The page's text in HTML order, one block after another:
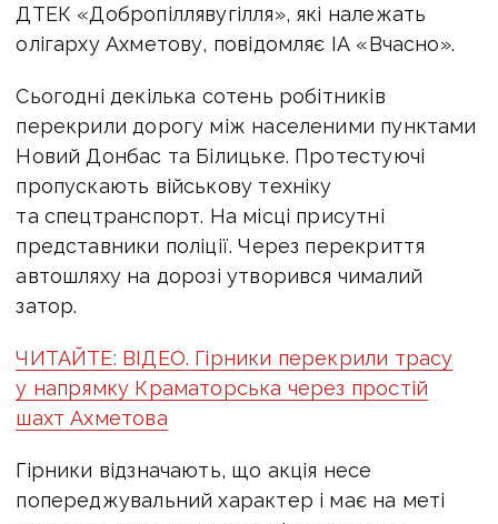
ДТЕК «Добропіллявугілля», які належать
олігарху Ахметову, повідомляє ІА «Вчасно».
Сьогодні декілька сотень робітників
перекрили дорогу між населеними пунктами
Новий Донбас та Білицьке. Протестуючі
пропускають військову техніку
та спецтранспорт. На місці присутні
представники поліції. Через перекриття
автошляху на дорозі утворився чималий
затор.
ЧИТАЙТЕ: ВІДЕО. Гірники перекрили трасу
у напрямку Краматорська через простій
шахт Ахметова
Гірники відзначають, що акція несе
попереджувальний характер і має на меті